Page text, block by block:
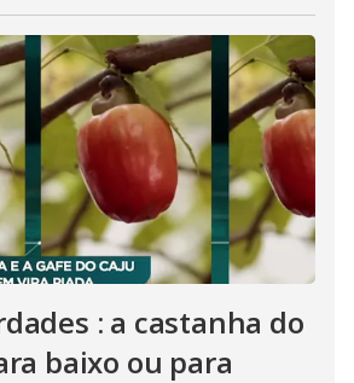
: a castanha do
baixo ou para